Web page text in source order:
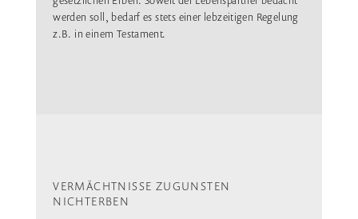
werden soll, bedarf es stets einer lebzeitigen Regelung
z.B. in einem Testament.
VERMÄCHTNISSE ZUGUNSTEN
NICHTERBEN